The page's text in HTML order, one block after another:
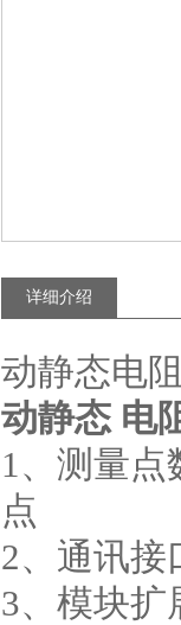
详细介绍
动静态电
动静态 电
1、测量点
点
2、通讯接
3、模块扩